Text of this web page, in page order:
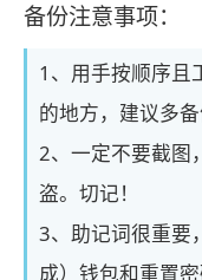
备份注意事项：
1、用手按顺序且
的地方，建议多备
2、一定不要截图
盗。切记！
3、助记词很重要
成）钱包和重置